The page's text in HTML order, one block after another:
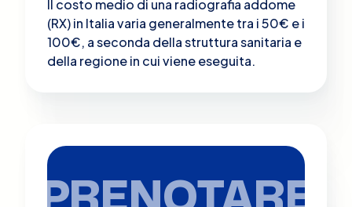
Il costo medio di una radiografia addome
(RX) in Italia varia generalmente tra i 50€ e i
100€, a seconda della struttura sanitaria e
della regione in cui viene eseguita.